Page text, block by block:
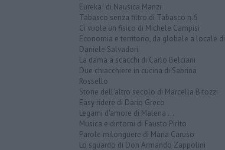
Eureka! di Nausica Manzi
Tabasco senza filtro di Tabasco n.6
Ci vuole un fisico di Michele Campisi
Economia e territorio, da globale a locale di
Daniele Salvadori
La dama a scacchi di Carlo Belciani
Due chiacchiere in cucina di Sabrina
Rossello
Storie dell'altro secolo di Marcella Bitozzi
Easy ridere di Dario Greco
Legami d'amore di Malena ...
Musica e dintorni di Fausto Pirìto
Parole milonguere di Maria Caruso
Lo sguardo di Don Armando Zappolini